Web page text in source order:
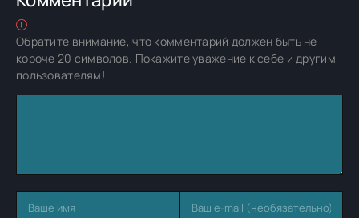
Обратите внимание, что комментарий должен быть не
короче 20 символов. Покажите уважение к себе и другим
пользователям!